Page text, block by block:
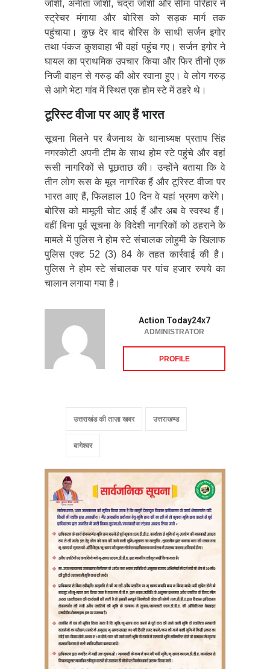
जोशी, अनीता जोशी, चंद्रा जोशी और सीमा परिहार ने
स्ट्रेचर मंगाया और बोरिस को सड़क मार्ग तक
पहुंचाया। कुछ देर बाद बोरिस के साथी सर्जन इगोर
तथा पंकज कुशवाहा भी वहां पहुंच गए। सर्जन इगोर ने
घायल का प्राथमिक उपचार किया और फिर तीनों एक
निजी वाहन से गरुड़ की ओर रवाना हुए। वे लोग गरुड़
से आगे भेटा गांव में स्थित एक होम स्टे में ठहरे थे।
टूरिस्ट वीजा पर आए हैं भारत
सूचना मिलने पर बैजनाथ के थानाध्यक्ष प्रताप सिंह
नगरकोटी अपनी टीम के साथ होम स्टे पहुंचे और वहां
रूसी नागरिकों से पूछताछ की। उन्होंने बताया कि वे
तीन लोग रूस के मूल नागरिक हैं और टूरिस्ट वीजा पर
भारत आए हैं, फिलहाल 10 दिन वे यहां भ्रमण करेंगे।
बोरिस को मामूली चोट आई हैं और अब वे स्वस्थ हैं।
वहीं बिना पूर्व सूचना के विदेशी नागरिकों को ठहराने के
मामले में पुलिस ने होम स्टे संचालक लोहुमी के खिलाफ
पुलिस एक्ट 52 (3) 84 के तहत कार्रवाई की है।
पुलिस ने होम स्टे संचालक पर पांच हजार रुपये का
चालान लगाया गया है।
Action Today24x7
ADMINISTRATOR
PROFILE
उत्तराखंड की ताज़ा खबर उत्तराखण्ड
बागेश्वर